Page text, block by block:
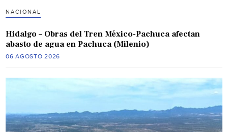
NACIONAL
Hidalgo – Obras del Tren México-Pachuca afectan
abasto de agua en Pachuca (Milenio)
06 AGOSTO 2026